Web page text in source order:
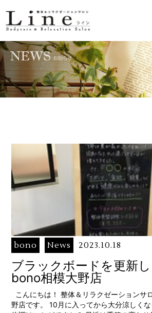
bono News 2023.10.18
ブラックボードを更新
bono相模大野店
こんにちは！ 整体＆リラクゼーションサ
野店です。 10月に入ってから大分涼しく